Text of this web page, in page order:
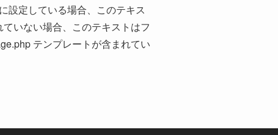
設定している場合、このテキス
いない場合、このテキストはフ
テンプレートが含まれてい